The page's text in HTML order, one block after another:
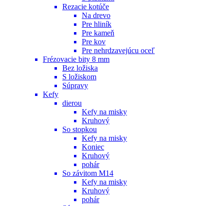
Rezacie kotúče
Na drevo
Pre hliník
Pre kameň
Pre kov
Pre nehrdzavejúcu oceľ
Frézovacie bity 8 mm
Bez ložiska
S ložiskom
Súpravy
Kefy
dierou
Kefy na misky
Kruhový
So stopkou
Kefy na misky
Koniec
Kruhový
pohár
So závitom M14
Kefy na misky
Kruhový
pohár